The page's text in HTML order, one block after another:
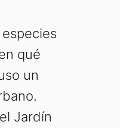
qué
un
Jardín